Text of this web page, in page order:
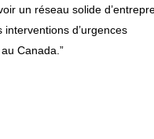
un réseau solide
interventions d’urgences
Canada.”